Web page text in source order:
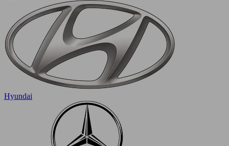
Hyundai